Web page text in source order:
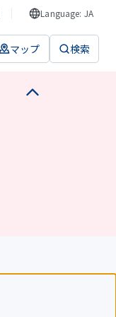
Language: JA
マップ 検索